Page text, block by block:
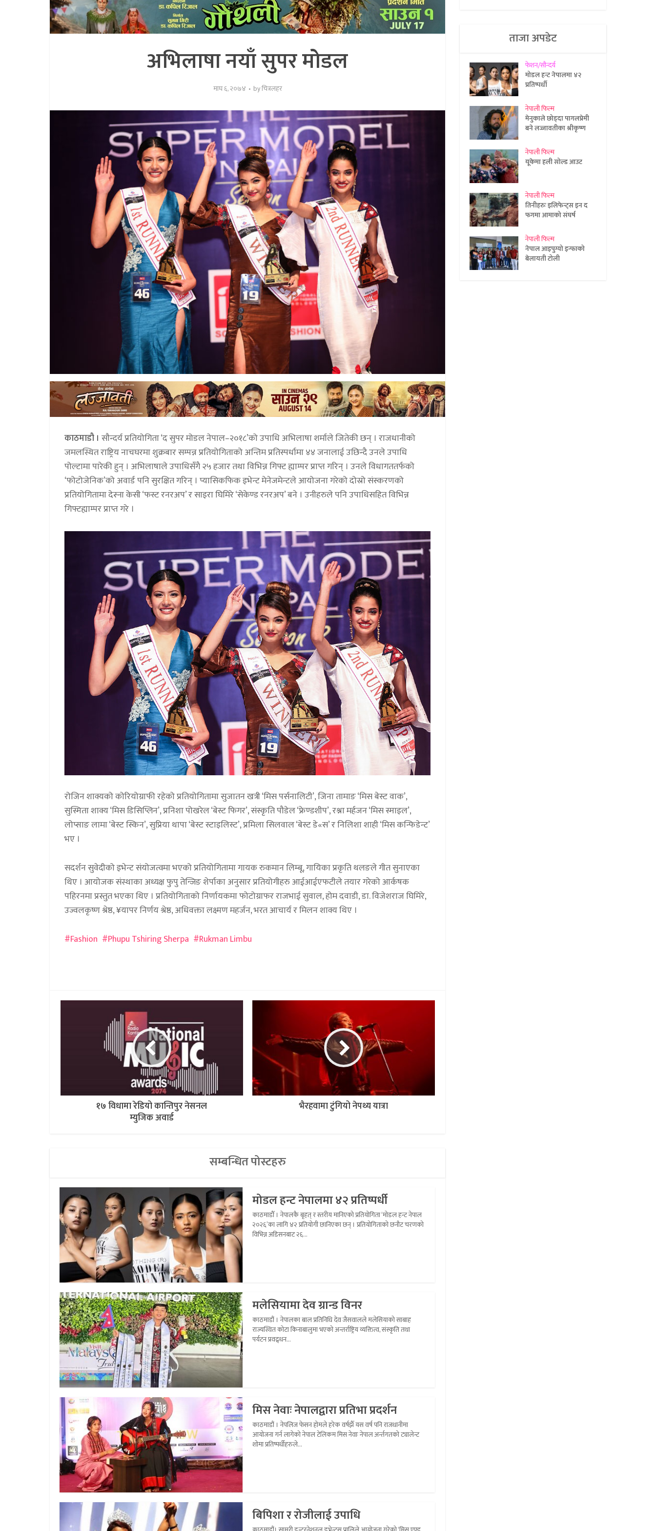
अभिलाषा नयाँ सुपर मोडल
माघ ६, २०७४ byचित्रलहर
काठमाडौ । सौन्दर्य प्रतियोगिता ‘द सुपर मोडल नेपाल–२०१८’को उपाधि अभिलाषा शर्माले जितेकी छन् । राजधानीको
जमलस्थित राष्ट्रिय नाचघरमा शुक्रबार सम्पन्न प्रतियोगिताको अन्तिम प्रतिस्पर्धामा ४४ जनालाई उछिन्दै उनले उपाधि
पोल्टामा पारेकी हुन् । अभिलाषाले उपाधिसँगै २५ हजार तथा विभिन्न गिफ्ट ह्याम्पर प्राप्त गरिन् । उनले विधागततर्फको
‘फोटोजेनिक’को अवार्ड पनि सुरक्षित गरिन् । प्यासिकफिक इभेन्ट मेनेजमेन्टले आयोजना गरेको दोस्रो संस्करणको
प्रतियोगितामा देस्ना केसी ‘फस्ट रनरअप’ र साइरा घिमिरे ‘सेकेण्ड रनरअप’ बने । उनीहरुले पनि उपाधिसहित विभिन्न
गिफ्टह्याम्पर प्राप्त गरे ।
रोजिन शाक्यको कोरियोग्राफी रहेको प्रतियोगितामा सुजातन खत्री ‘मिस पर्सनालिटी’, जिना तामाङ ‘मिस बेस्ट वाक’,
सुस्मिता शाक्य ‘मिस डिसिप्लिन’, प्रनिशा पोखरेल ‘बेस्ट फिगर’, संस्कृति पौडेल ‘फ्रेण्डशीप’, रश्ना मर्हजन ‘मिस स्माइल’,
लोप्साङ लामा ‘बेस्ट स्किन’, सुप्रिया थापा ‘बेस्ट स्टाइलिस्ट’, प्रमिला सिलवाल ‘बेस्ट डे«स’ र निलिशा शाही ‘मिस कन्फिडेन्ट’
भए ।
सदर्शन सुवेदीको इभेन्ट संयोजत्वमा भएको प्रतियोगितामा गायक रुकमान लिम्बू, गायिका प्रकृति थलङले गीत सुनाएका
थिए । आयोजक संस्थाका अध्यक्ष फुपु तेन्जिङ शेर्पाका अनुसार प्रतियोगीहरु आईआईएफटीले तयार गरेको आर्कषक
पहिरनमा प्रस्तुत भएका थिए । प्रतियोगिताको निर्णायकमा फोटोग्राफर राजभाई सुवाल, होम दवाडी, डा. विजेशराज घिमिरे,
उज्वलकृष्ण श्रेष्ठ, ¥यापर निर्णय श्रेष्ठ, अधिवक्ता लक्ष्मण महर्जन, भरत आचार्य र मिलन शाक्य थिए ।
Fashion
Phupu Tshiring Sherpa Rukman Limbu
१७ विधामा रेडियो कान्तिपुर नेसनल
म्युजिक अवार्ड
भैरहवामा टुंगियो नेपथ्य यात्रा
सम्बन्धित पोस्टहरु
मोडल हन्ट नेपालमा ४२ प्रतिष्पर्धी
काठमाडौँ । नेपालकै बृहत् र स्तरीय मानिएको प्रतियोगिता ‘मोडल हन्ट नेपाल
२०२६’का लागि ४२ प्रतियोगी छानिएका छन् । प्रतियोगिताको छनौट चरणको
विभिन्न अडिसनबाट २६...
मलेसियामा देव ग्रान्ड विनर
काठमाडौं । नेपालका बाल प्रतिनिधि देव जैसवालले मलेसियाको साबाह
राज्यस्थित कोटा किनाबालुमा भएको अन्तर्राष्ट्रिय व्यक्तित्व, संस्कृति तथा
पर्यटन प्रवद्र्धन...
मिस नेवाः नेपालद्वारा प्रतिभा प्रदर्शन
काठमाडौं । नेपलिज फेसन होमले हरेक वर्षझैँ यस वर्ष पनि राजधानीमा
आयोजना गर्न लागेको नेपाल टेलिकम मिस नेवाः नेपाल अर्न्तगतको ट्यालेन्ट
शोमा प्रतिष्पर्धीहरुले...
बिपिशा र रोजीलाई उपाधि
ताजा अपडेट
फेशन/सौन्दर्य
मोडल हन्ट नेपालमा ४२
प्रतिष्पर्धी
नेपाली फिल्म
मेनुकाले छोड्दा पागलप्रेमी
बने लज्जावतीका श्रीकृष्ण
नेपाली फिल्म
यूकेमा हली सोल्ड आउट
नेपाली फिल्म
तिनीहरुः इलिफेन्ट्स इन द
फगमा आमाको संघर्ष
नेपाली फिल्म
नेपाल आइपुग्यो इन्फाको
बेलायती टोली